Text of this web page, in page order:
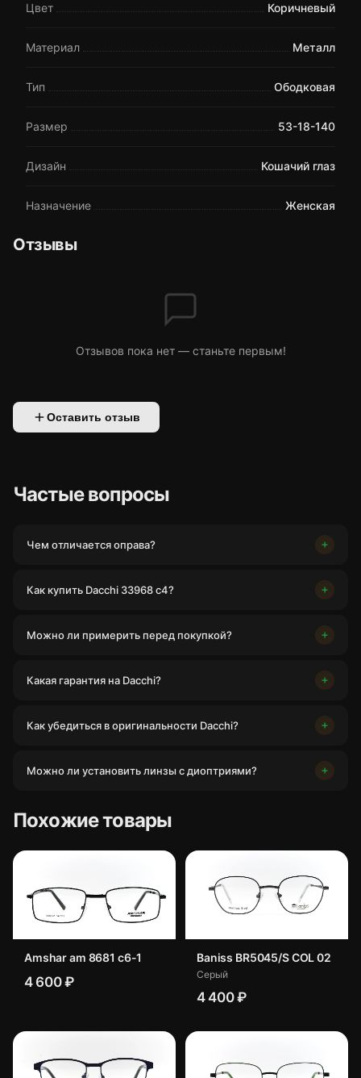
Цвет Коричневый
Материал Металл
Тип Ободковая
Размер 53-18-140
Дизайн Кошачий глаз
Назначение Женская
Отзывы
Отзывов пока нет — станьте первым!
Оставить отзыв
Частые вопросы
Чем отличается оправа?
Как купить Dacchi 33968 c4?
Можно ли примерить перед покупкой?
Какая гарантия на Dacchi?
Как убедиться в оригинальности Dacchi?
Можно ли установить линзы с диоптриями?
Похожие товары
Amshar am 8681 c6-1
4 600 ₽
Baniss BR5045/S COL 02
Серый
4 400 ₽